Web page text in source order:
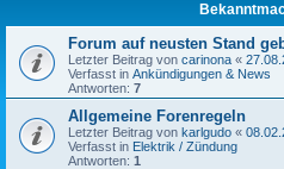
Forum auf neusten Stand
Letzter Beitrag von carinona «
Verfasst in Ankündigungen & News
Antworten: 7
Allgemeine Forenregeln
Letzter Beitrag von karlgudo «
Verfasst in Elektrik / Zündung
Antworten: 1